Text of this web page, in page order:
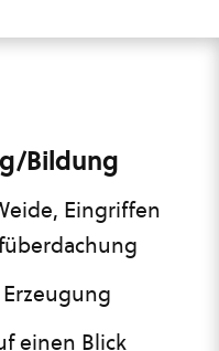
Bildung
Eingriffen
einen Blick